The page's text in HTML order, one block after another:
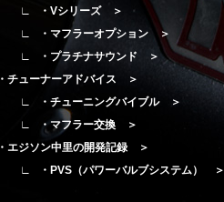
・Vシリーズ ＞
・マフラーオプション ＞
・プラチナサウンド ＞
・チューナーアドバイス ＞
・チューニングバイブル ＞
・マフラー交換 ＞
・エジソン中里の開発記録 ＞
・PVS（パワーバルブシステム） ＞